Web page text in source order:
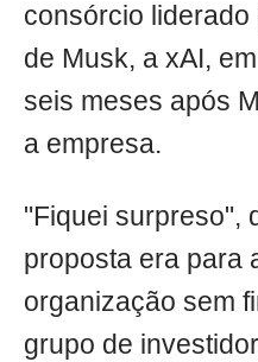
consórcio liderado
de Musk, a xAI,
seis meses após
a empresa.
"Fiquei surpreso",
proposta era para
organização sem
grupo de